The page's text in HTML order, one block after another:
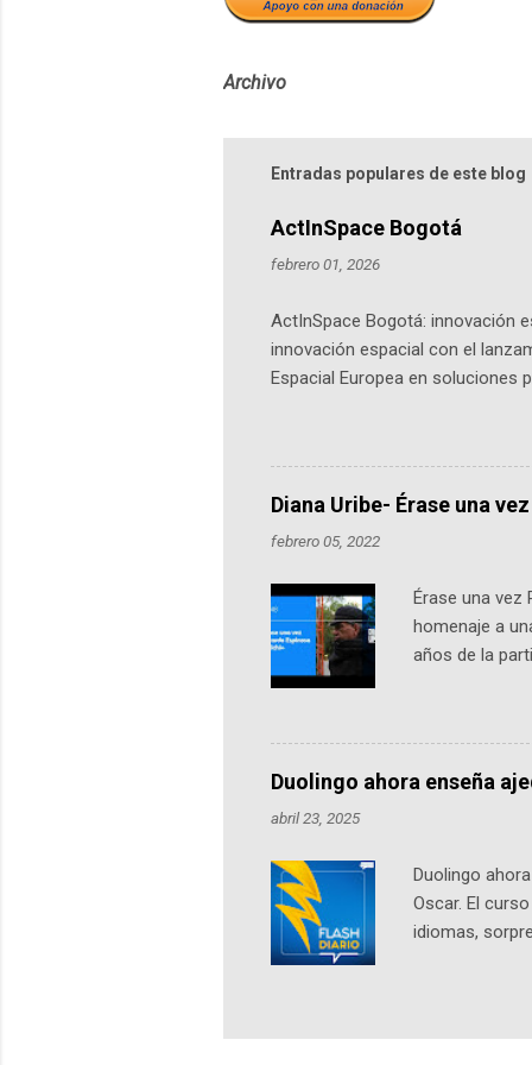
Archivo
Entradas populares de este blog
ActInSpace Bogotá
febrero 01, 2026
ActInSpace Bogotá: innovación
innovación espacial con el
Espacial Europea en soluciones
emprendedores y estudiantes.
más de 60 ciudades, donde
datos orbitales. En Bogotá,
Diana Uribe- Érase una
febrero 05, 2022
Érase una vez
homenaje a
años de la
podcast, de
nuestro
Notas del
pueden
Duolingo ahora enseña
abril 23, 2025
Duolingo
Oscar. El
idiomas,
estará
personajes